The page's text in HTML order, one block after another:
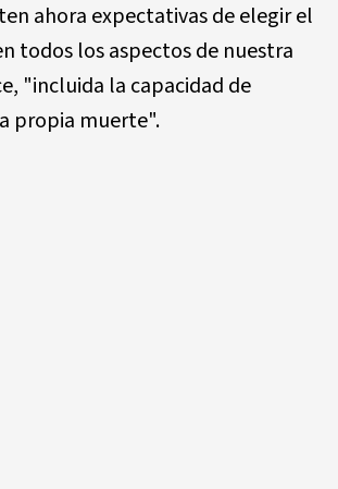
ahora expectativas de elegir el
todos los aspectos de nuestra
"incluida la capacidad de
propia muerte".